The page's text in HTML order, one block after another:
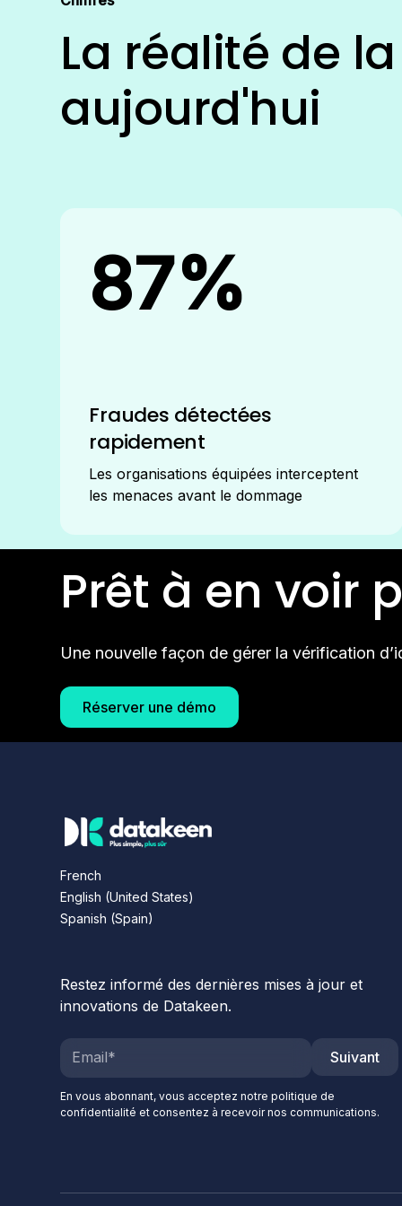
La réalité de
aujourd'hui
87%
Fraudes détectées
rapidement
Les organisations équipées interceptent
les menaces avant le dommage
Prêt à en voir
Une nouvelle façon de gérer la vérification
Réserver une démo
French
English (United States)
Spanish (Spain)
Restez informé des dernières mises à jour et
innovations de Datakeen.
Suivant
En vous abonnant, vous acceptez notre politique de
confidentialité et consentez à recevoir nos communications.